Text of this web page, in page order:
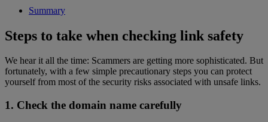
Summary
Steps to take when checking link safety
We hear it all the time: Scammers are getting more sophisticated. But
fortunately, with a few simple precautionary steps you can protect
yourself from most of the security risks associated with unsafe links.
1. Check the domain name carefully